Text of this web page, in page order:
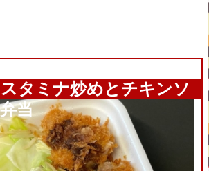
タミナ炒めとチキンソ
当